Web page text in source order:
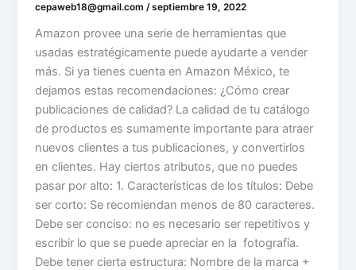
cepaweb18@gmail.com /septiembre 19, 2022
Amazon provee una serie de herramientas que
usadas estratégicamente puede ayudarte a vender
más. Si ya tienes cuenta en Amazon México, te
dejamos estas recomendaciones: ¿Cómo crear
publicaciones de calidad? La calidad de tu catálogo
de productos es sumamente importante para atraer
nuevos clientes a tus publicaciones, y convertirlos
en clientes. Hay ciertos atributos, que no puedes
pasar por alto: 1. Características de los títulos: Debe
ser corto: Se recomiendan menos de 80 caracteres.
Debe ser conciso: no es necesario ser repetitivos y
escribir lo que se puede apreciar en la fotografía.
Debe tener cierta estructura: Nombre de la marca +